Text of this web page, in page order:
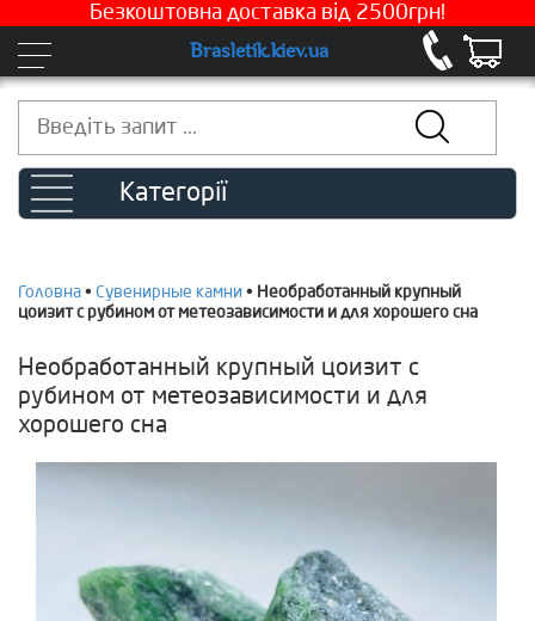
Безкоштовна доставка від 2500грн!
Brasletik.kiev.ua
Категорії
Головна • Сувенирные камни • Необработанный крупный
цоизит с рубином от метеозависимости и для хорошего сна
Необработанный крупный цоизит с
рубином от метеозависимости и для
хорошего сна